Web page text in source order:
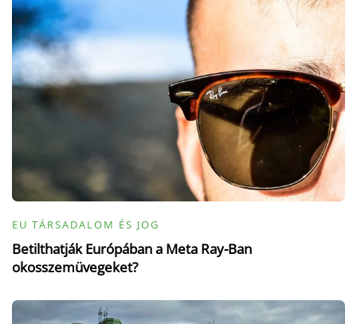
EU TÁRSADALOM ÉS JOG
Betilthatják Európában a Meta Ray-Ban
okosszemüvegeket?